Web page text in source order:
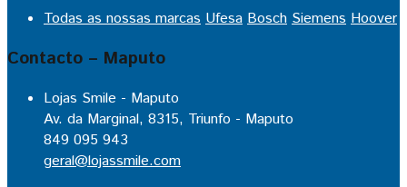
Todas as nossas marcas Ufesa Bosch Siemens Hoover
Contacto – Maputo
Lojas Smile - Maputo
Av. da Marginal, 8315, Triunfo - Maputo
849 095 943
geral@lojassmile.com